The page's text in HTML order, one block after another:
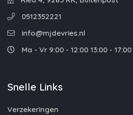
0512352221
info@mjdevries.nl
Ma - Vr 9:00 - 12:00 13:00 - 17:00
Snelle Links
Verzekeringen